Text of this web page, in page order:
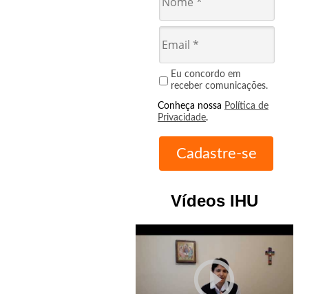
Eu concordo em
receber comunicações.
Conheça nossa Política de
Privacidade.
Vídeos IHU
play_circle_outline